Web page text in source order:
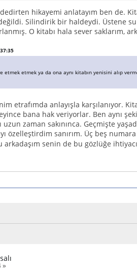
hikayemi anlatayım ben de.
Silindirik bir haldeydi. Üstene
O kitabı hala sever saklarım,
etmek etmek ya da ona aynı kitabın yenisini alıp
etrafımda anlayışla karşılanıyor.
bana hak veriyorlar. Ben aynı
zaman sakınınca. Geçmişte
özelleştirdim sanırım. Üç beş
senin de bu gözlüğe
»